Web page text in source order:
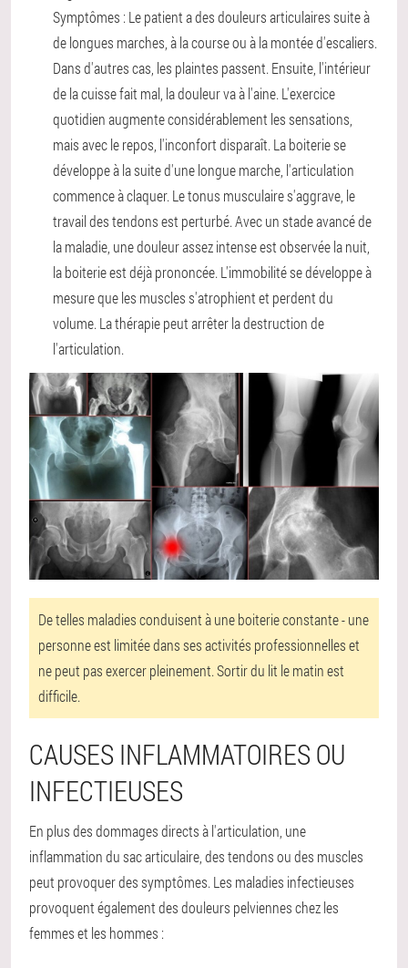
Symptômes : Le patient a des douleurs articulaires suite à
de longues marches, à la course ou à la montée d'escaliers.
Dans d'autres cas, les plaintes passent. Ensuite, l'intérieur
de la cuisse fait mal, la douleur va à l'aine. L'exercice
quotidien augmente considérablement les sensations,
mais avec le repos, l'inconfort disparaît. La boiterie se
développe à la suite d'une longue marche, l'articulation
commence à claquer. Le tonus musculaire s'aggrave, le
travail des tendons est perturbé. Avec un stade avancé de
la maladie, une douleur assez intense est observée la nuit,
la boiterie est déjà prononcée. L'immobilité se développe à
mesure que les muscles s'atrophient et perdent du
volume. La thérapie peut arrêter la destruction de
l'articulation.
De telles maladies conduisent à une boiterie constante - une
personne est limitée dans ses activités professionnelles et
ne peut pas exercer pleinement. Sortir du lit le matin est
difficile.
CAUSES INFLAMMATOIRES OU
INFECTIEUSES
En plus des dommages directs à l'articulation, une
inflammation du sac articulaire, des tendons ou des muscles
peut provoquer des symptômes. Les maladies infectieuses
provoquent également des douleurs pelviennes chez les
femmes et les hommes :